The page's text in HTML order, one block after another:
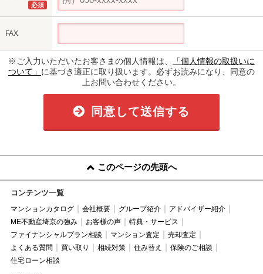
必須
FAX
※ご入力いただいたお客さまの個人情報は、
「個人情報の取扱いに
ついて」 に基づき適正に取り扱います。必ずお読みになり、同意の
上お問い合わせください。
同意して送信する
このページの先頭へ
コンテンツ一覧
マンションカタログ 会社概要 グループ紹介
アドバイザー紹介
ME不動産埼京の強み
お客様の声
特典・サービス
ファイナンシャルプラン相談
マンション査定
売却査定
よくある質問
買い取り 相続対策 住み替え
保険のご相談
住宅ローン相談